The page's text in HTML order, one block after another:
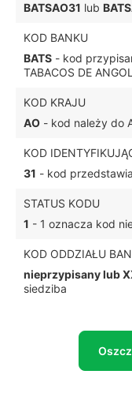
BATSAO31 lub
KOD BANKU
BATS - kod
TABACOS DE
KOD KRAJU
AO - kod należy do
KOD
31 - kod
STATUS KODU
1 - 1 oznacza kod
KOD ODDZIAŁU
nieprzypisany lub
siedziba